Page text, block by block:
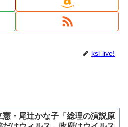
ksl-live!
憲・尾辻かな子「総理の演説原